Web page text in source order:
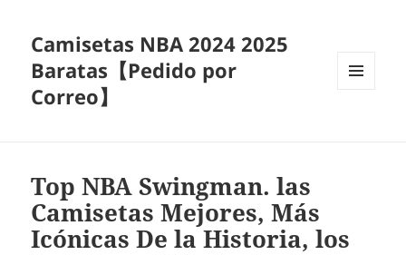
Camisetas NBA 2024 2025
Baratas【Pedido por
Correo】
Top NBA Swingman. las
Camisetas Mejores, Más
Icónicas De la Historia, los